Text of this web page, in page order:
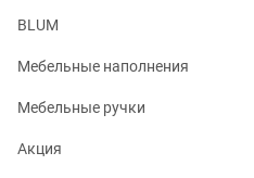
BLUM
Мебельные наполнения
Мебельные ручки
Акция